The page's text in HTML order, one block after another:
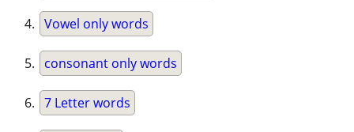
Vowel only words
consonant only words
7 Letter words